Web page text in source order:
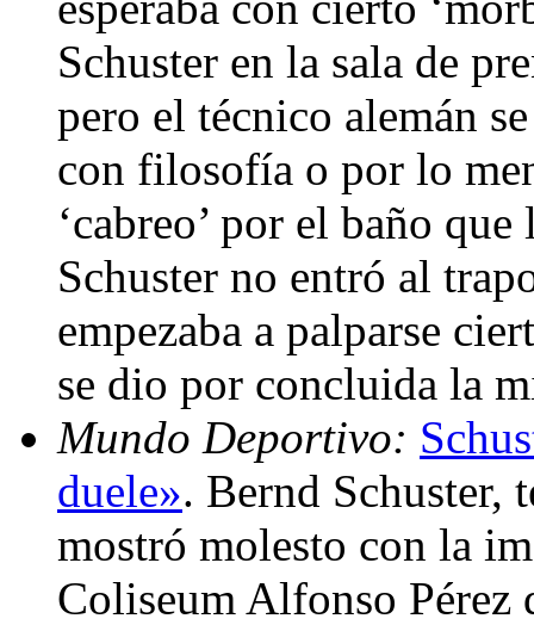
Schuster en la sala de
pero el técnico alemán
con filosofía o por lo
‘cabreo’ por el baño
Schuster no entró al
empezaba a palparse
se dio por concluida la
Mundo Deportivo:
duele». Bernd Schuster,
mostró molesto con la
Coliseum Alfonso